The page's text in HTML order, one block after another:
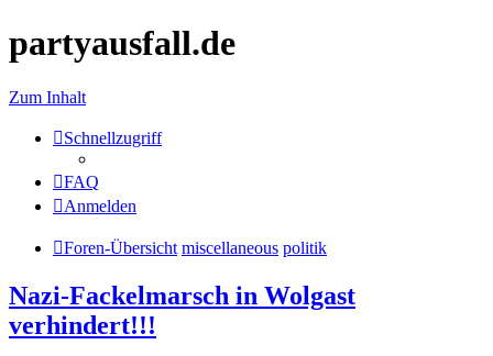
partyausfall.de
Zum Inhalt
Schnellzugriff
FAQ
Anmelden
Foren-Übersicht miscellaneous politik
Nazi-Fackelmarsch in Wolgast
verhindert!!!